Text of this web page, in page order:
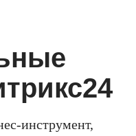
инструмент,